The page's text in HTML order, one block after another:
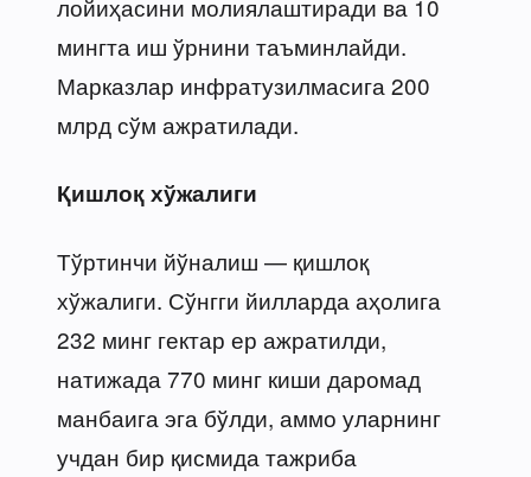
мингта иш ўрнини таъминлайди.
Марказлар инфратузилмасига 200
млрд сўм ажратилади.
Қишлоқ хўжалиги
Тўртинчи йўналиш — қишлоқ
хўжалиги. Сўнгги йилларда аҳолига
232 минг гектар ер ажратилди,
натижада 770 минг киши даромад
манбаига эга бўлди, аммо уларнинг
учдан бир қисмида тажриба